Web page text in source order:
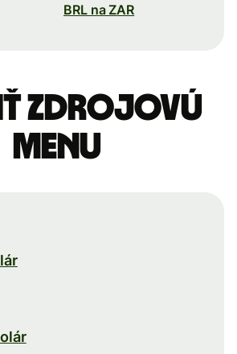
BRL na ZAR
zdrojovú
menu